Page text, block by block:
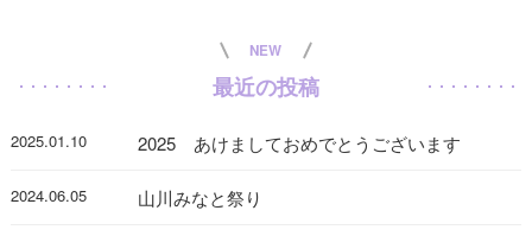
NEW
最近の投稿
2025.01.10 2025 あけましておめでとうございます
2024.06.05 山川みなと祭り